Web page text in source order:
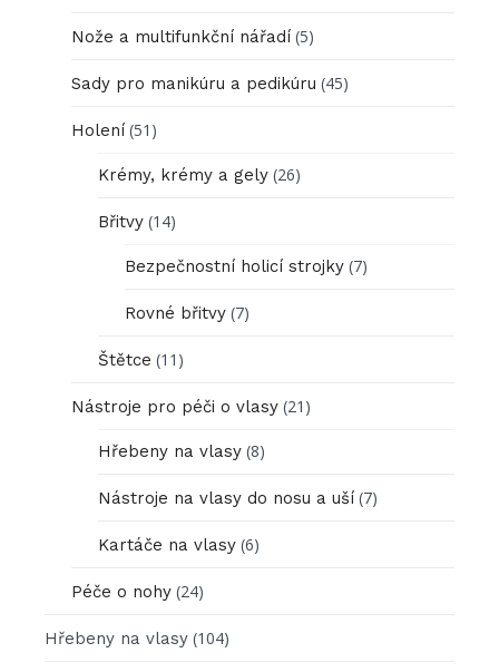
Nože a multifunkční nářadí (5)
Sady pro manikúru a pedikúru (45)
Holení (51)
Krémy, krémy a gely (26)
Břitvy (14)
Bezpečnostní holicí strojky (7)
Rovné břitvy (7)
Štětce (11)
Nástroje pro péči o vlasy (21)
Hřebeny na vlasy (8)
Nástroje na vlasy do nosu a uší (7)
Kartáče na vlasy (6)
Péče o nohy (24)
Hřebeny na vlasy (104)